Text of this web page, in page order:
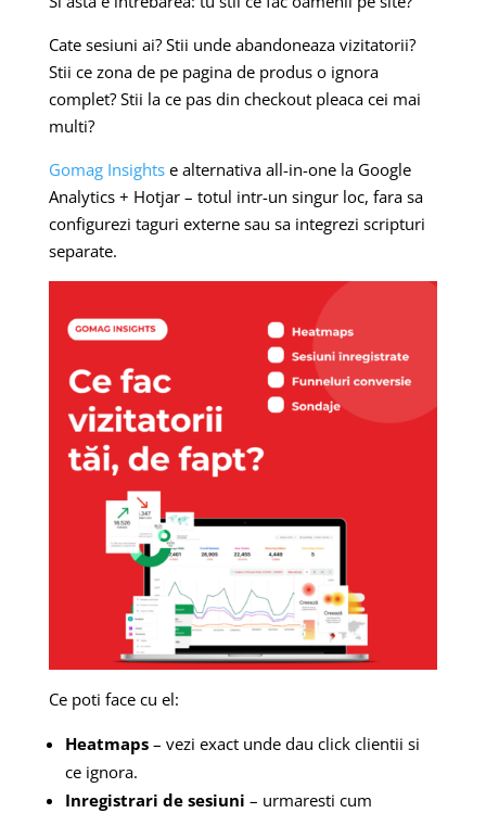
Cate sesiuni ai? Stii unde abandoneaza vizitatorii?
Stii ce zona de pe pagina de produs o ignora
complet? Stii la ce pas din checkout pleaca cei mai
multi?
Gomag Insightse alternativa all-in-one la Google
Analytics + Hotjar – totul intr-un singur loc, fara sa
configurezi taguri externe sau sa integrezi scripturi
separate.
Ce poti face cu el:
Heatmaps– vezi exact unde dau click clientii si
ce ignora.
Inregistrari de sesiuni – urmaresti cum